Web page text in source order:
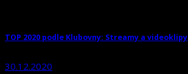
TOP 2020 podle Klubovny: Streamy a videoklipy
30.12.2020